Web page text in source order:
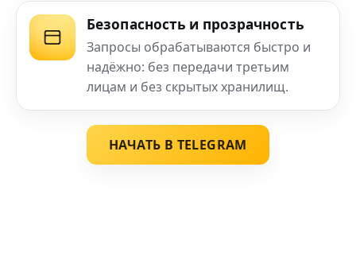
Безопасность и прозрачность
Запросы обрабатываются быстро и
надёжно: без передачи третьим
лицам и без скрытых хранилищ.
НАЧАТЬ В TELEGRAM